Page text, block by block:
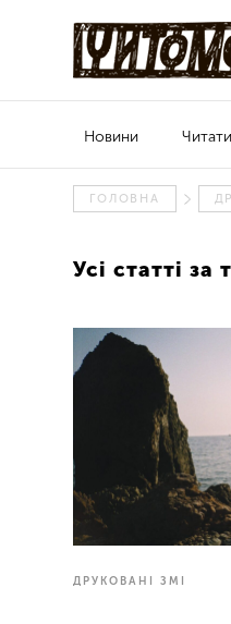
Новини Читати
ГОЛОВНА
Усі статті за
ДРУКОВАНІ ЗМІ